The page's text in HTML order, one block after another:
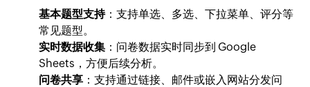
基本题型支持：支持单选、多选、下拉菜单、评分等
常见题型。
实时数据收集 ：问卷数据实时同步到 Google
Sheets，方便后续分析。
问卷共享 ：支持通过链接、邮件或嵌入网站分发问